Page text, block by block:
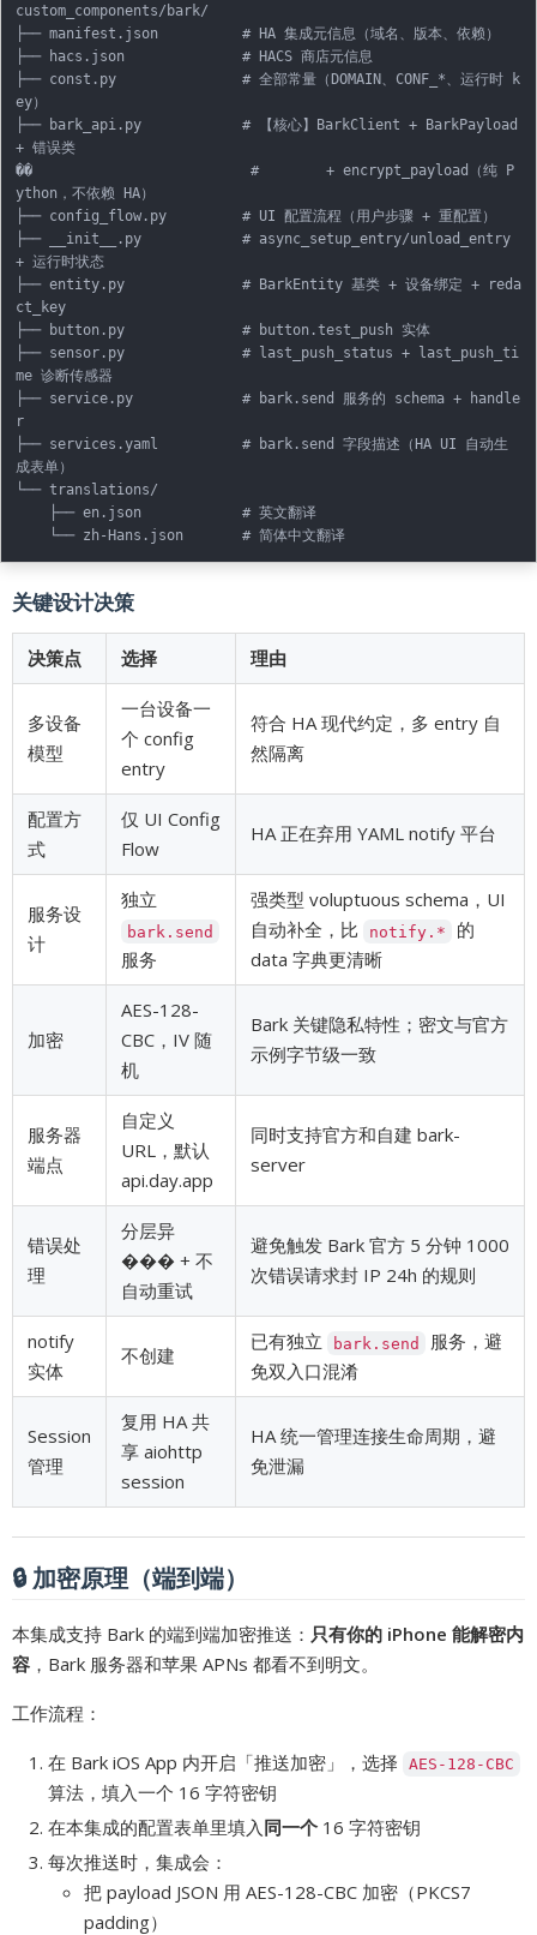
custom_components/bark/
├── manifest.json          # HA 集成元信息（域名、版本、依赖）
├── hacs.json              # HACS 商店元信息
├── const.py               # 全部常量（DOMAIN、CONF_*、运行时 k
ey）
├── bark_api.py            # 【核心】BarkClient + BarkPayload
+ 错误类
��                          #        + encrypt_payload（纯 P
ython，不依赖 HA）
├── config_flow.py         # UI 配置流程（用户步骤 + 重配置）
├── __init__.py            # async_setup_entry/unload_entry
+ 运行时状态
├── entity.py              # BarkEntity 基类 + 设备绑定 + reda
ct_key
├── button.py              # button.test_push 实体
├── sensor.py              # last_push_status + last_push_ti
me 诊断传感器
├── service.py             # bark.send 服务的 schema + handle
r
├── services.yaml          # bark.send 字段描述（HA UI 自动生
成表单）
└── translations/
关键设计决策
决策点 选择 理由
多设备
模型
一台设备一
个 config
entry
符合 HA 现代约定，多 entry 自
然隔离
配置方
式
仅 UI Config
Flow
HA 正在弃用 YAML notify 平台
服务设
计
独立
bark.send
服务
强类型 voluptuous schema，UI
自动补全，比
notify.*
的
data 字典更清晰
加密
AES-128-
CBC，IV 随
机
Bark 关键隐私特性；密文与官方
示例字节级一致
服务器
端点
自定义
URL，默认
api.day.app
同时支持官方和自建 bark-
server
错误处
理
分层异
��� + 不
自动重试
避免触发 Bark 官方 5 分钟 1000
次错误请求封 IP 24h 的规则
notify
实体
不创建
已有独立 bark.send
服务，避
免双入口混淆
Session
管理
复用 HA 共
享 aiohttp
session
HA 统一管理连接生命周期，避
免泄漏
🔒 加密原理（端到端）
本集成支持 Bark 的端到端加密推送： 只有你的 iPhone 能解密内
容 ，Bark 服务器和苹果 APNs 都看不到明文。
工作流程：
在 Bark iOS App 内开启「推送加密」，选择 AES-128-CBC
算法，填入一个 16 字符密钥
在本集成的配置表单里填入 同一个 16 字符密钥
每次推送时，集成会：
把 payload JSON 用 AES-128-CBC 加密（PKCS7
padding）